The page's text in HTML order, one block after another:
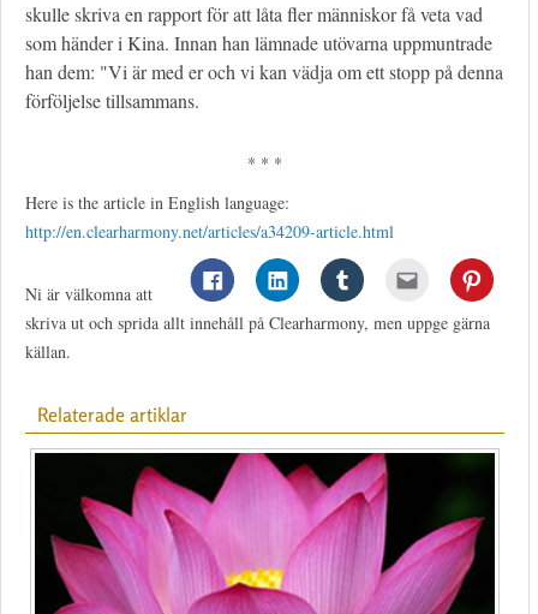
skulle skriva en rapport för att låta fler människor få veta vad
som händer i Kina. Innan han lämnade utövarna uppmuntrade
han dem: "Vi är med er och vi kan vädja om ett stopp på denna
förföljelse tillsammans.
* * *
Here is the article in English language:
http://en.clearharmony.net/articles/a34209-article.html
Ni är välkomna att
skriva ut och sprida allt innehåll på Clearharmony, men uppge gärna
källan.
Relaterade artiklar